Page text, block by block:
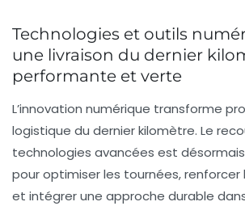
Technologies et outils
une livraison du dernier
performante et verte
L’innovation numérique transforme
logistique du dernier kilomètre. Le
technologies avancées est
pour optimiser les tournées, renforcer
et intégrer une approche durable